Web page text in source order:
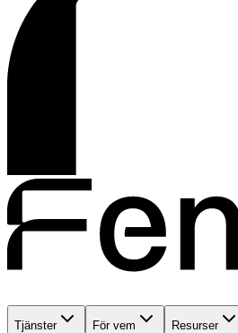
Tjänster För vem Resurser